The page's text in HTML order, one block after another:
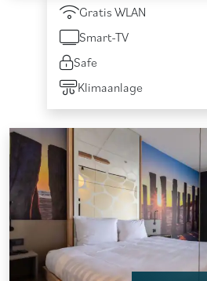
Gratis WLAN
Smart-TV
Safe
Klimaanlage